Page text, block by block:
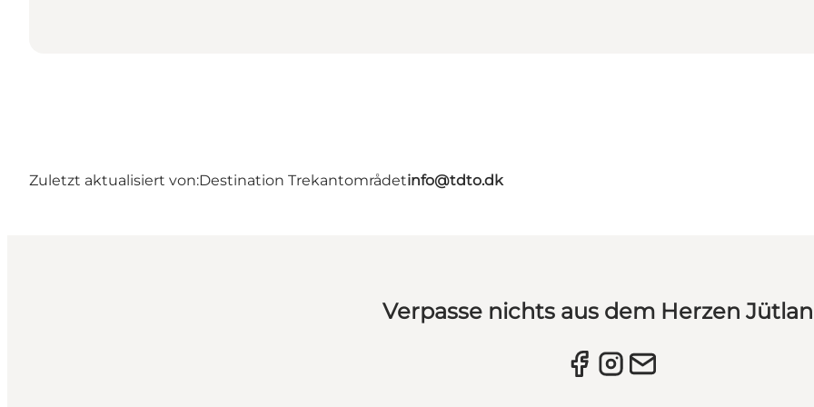
Zuletzt aktualisiert von:Destination Trekantområdetinfo@tdto.dk
Verpasse nichts aus dem Herzen